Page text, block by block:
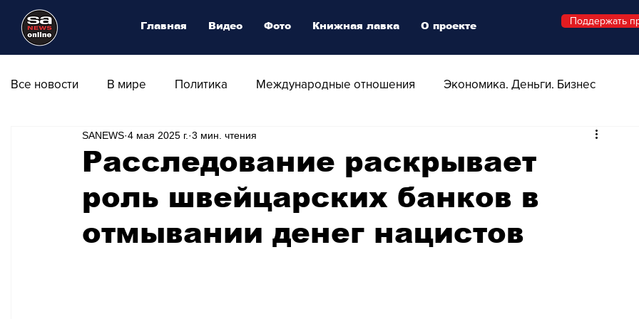
Все новости В мире Политика Международные отношения Экономика. Деньги. Бизнес
Общество Армия Аналитика
Транспорт Культура Магия искусства Swiss Афиша Стиль Стильный четверг
Расследование раскрывает
роль швейцарских банков в
отмывании денег нацистов
SANEWS 4 мая 2025 г. 3 мин. чтения
Главная Видео Фото Книжная лавка О проекте Поддержать